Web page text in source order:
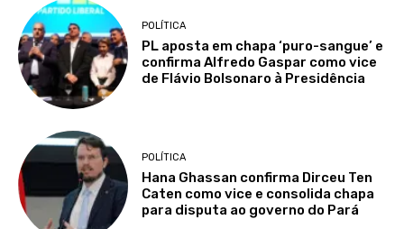
POLÍTICA
PL aposta em chapa ‘puro-sangue’ e
confirma Alfredo Gaspar como vice
de Flávio Bolsonaro à Presidência
POLÍTICA
Hana Ghassan confirma Dirceu Ten
Caten como vice e consolida chapa
para disputa ao governo do Pará